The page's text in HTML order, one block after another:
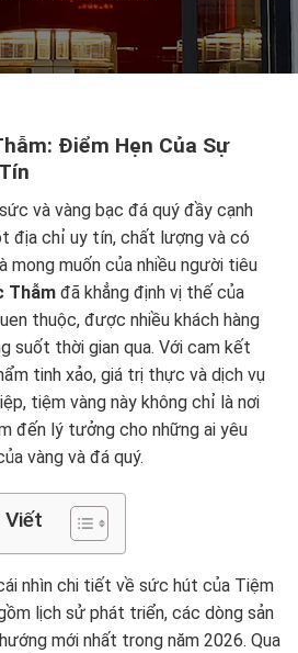
Điểm Hẹn Của Sự
và vàng bạc đá quý đầy cạnh
địa chỉ uy tín, chất lượng và có
mong muốn của nhiều người tiêu
Thẫm đã khẳng định vị thế của
thuộc, được nhiều khách hàng
suốt thời gian qua. Với cam kết
tinh xảo, giá trị thực và dịch vụ
tiệm vàng này không chỉ là nơi
đến lý tưởng cho những ai yêu
vàng và đá quý.
Viết
nhìn chi tiết về sức hút của Tiệm
lịch sử phát triển, các dòng sản
mới nhất trong năm 2026. Qua